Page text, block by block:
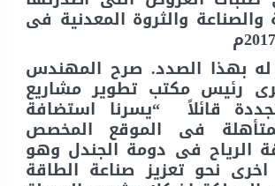
والصناعة والثروة المعدنية فى
بهذا الصدد. صرح المهندس
رئيس مكتب تطوير مشاريع
قائلاً “يسرنا استضافة
فى الموقع المخصص
الرياح فى دومة الجندل وهو
نحو تعزيز صناعة الطاقة